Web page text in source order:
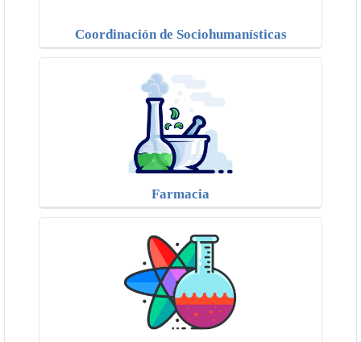
Coordinación de Sociohumanísticas
Farmacia